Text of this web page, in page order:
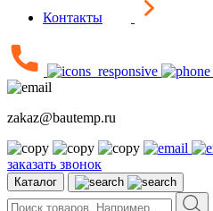
Контакты
zakaz@bautemp.ru
заказать звонок
Каталог